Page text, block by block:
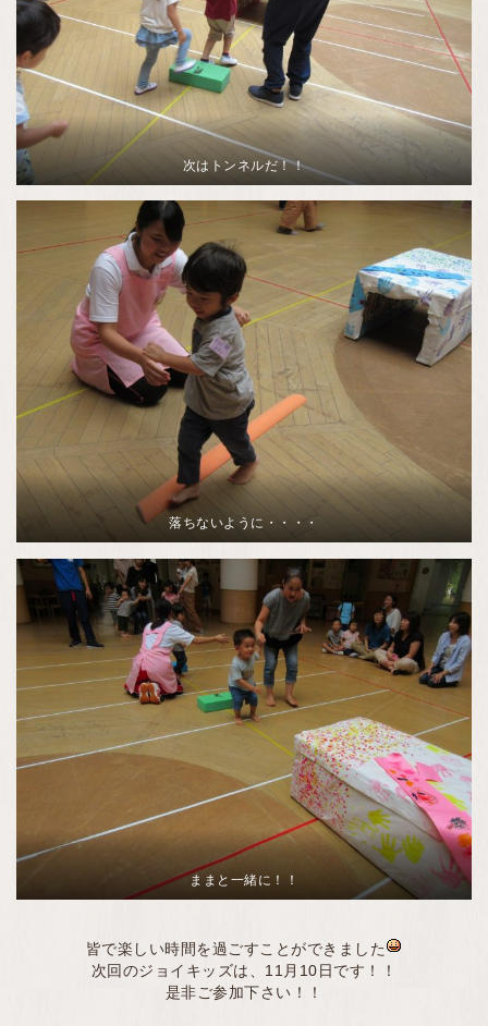
次はトンネルだ！！
落ちないように・・・・
ままと一緒に！！
皆で楽しい時間を過ごすことができました
次回のジョイキッズは、11月10日です！！
是非ご参加下さい！！